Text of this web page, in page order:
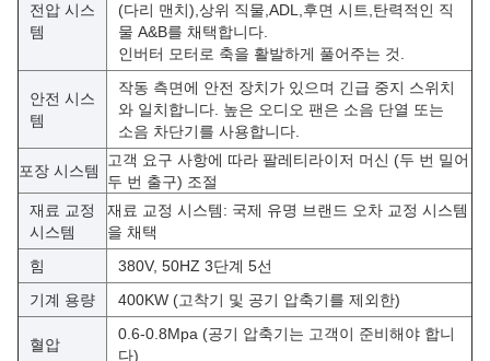
전압 시스
템
(다리 맨치),상위 직물,ADL,후면 시트,탄력적인 직
물 A&B를 채택합니다.
인버터 모터로 축을 활발하게 풀어주는 것.
안전 시스
템
작동 측면에 안전 장치가 있으며 긴급 중지 스위치
와 일치합니다. 높은 오디오 팬은 소음 단열 또는
소음 차단기를 사용합니다.
포장 시스템
고객 요구 사항에 따라 팔레티라이저 머신 (두 번 밀어
두 번 출구) 조절
재료 교정
시스템
재료 교정 시스템: 국제 유명 브랜드 오차 교정 시스템
을 채택
힘
380V, 50HZ 3단계 5선
기계 용량
400KW (고착기 및 공기 압축기를 제외한)
혈압
0.6-0.8Mpa (공기 압축기는 고객이 준비해야 합니
다)